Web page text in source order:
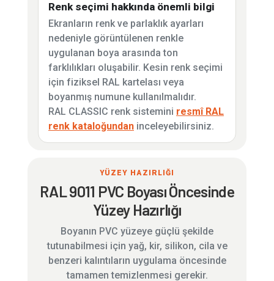
Renk seçimi hakkında önemli bilgi
Ekranların renk ve parlaklık ayarları
nedeniyle görüntülenen renkle
uygulanan boya arasında ton
farklılıkları oluşabilir. Kesin renk seçimi
için fiziksel RAL kartelası veya
boyanmış numune kullanılmalıdır.
RAL CLASSIC renk sistemini resmî RAL
renk kataloğundan inceleyebilirsiniz.
YÜZEY HAZIRLIĞI
RAL 9011 PVC Boyası Öncesinde
Yüzey Hazırlığı
Boyanın PVC yüzeye güçlü şekilde
tutunabilmesi için yağ, kir, silikon, cila ve
benzeri kalıntıların uygulama öncesinde
tamamen temizlenmesi gerekir.